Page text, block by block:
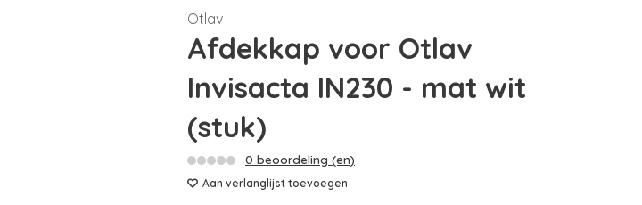
Otlav
Afdekkap voor Otlav
Invisacta IN230 - mat wit
(stuk)
0 beoordeling (en)
Aan verlanglijst toevoegen